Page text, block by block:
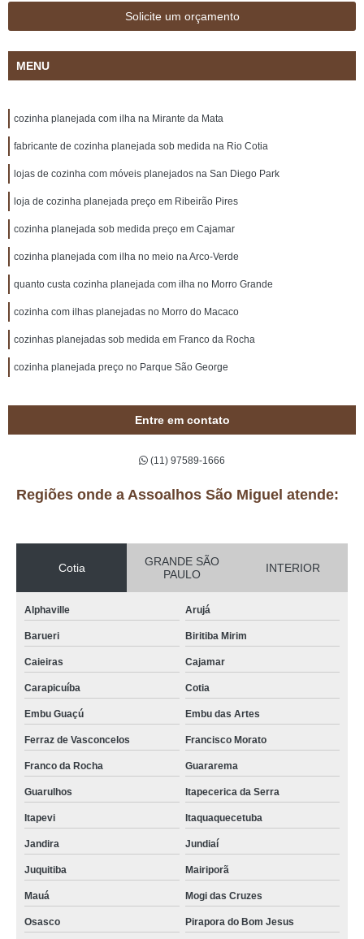
Solicite um orçamento
MENU
cozinha planejada com ilha na Mirante da Mata
fabricante de cozinha planejada sob medida na Rio Cotia
lojas de cozinha com móveis planejados na San Diego Park
loja de cozinha planejada preço em Ribeirão Pires
cozinha planejada sob medida preço em Cajamar
cozinha planejada com ilha no meio na Arco-Verde
quanto custa cozinha planejada com ilha no Morro Grande
cozinha com ilhas planejadas no Morro do Macaco
cozinhas planejadas sob medida em Franco da Rocha
cozinha planejada preço no Parque São George
Entre em contato
(11) 97589-1666
Regiões onde a Assoalhos São Miguel atende:
Cotia
GRANDE SÃO
PAULO
INTERIOR
Alphaville Arujá
Barueri Biritiba Mirim
Caieiras Cajamar
Carapicuíba Cotia
Embu Guaçú Embu das Artes
Ferraz de Vasconcelos Francisco Morato
Franco da Rocha Guararema
Guarulhos Itapecerica da Serra
Itapevi Itaquaquecetuba
Jandira Jundiaí
Juquitiba Mairiporã
Mauá Mogi das Cruzes
Osasco Pirapora do Bom Jesus